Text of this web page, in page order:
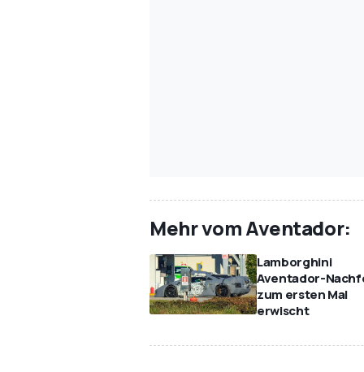
Mehr vom Aventador:
Lamborghini
Aventador-
zum ersten Mal
erwischt